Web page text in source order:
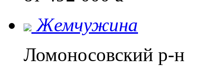
Жемчужина
Ломоносовский р-н